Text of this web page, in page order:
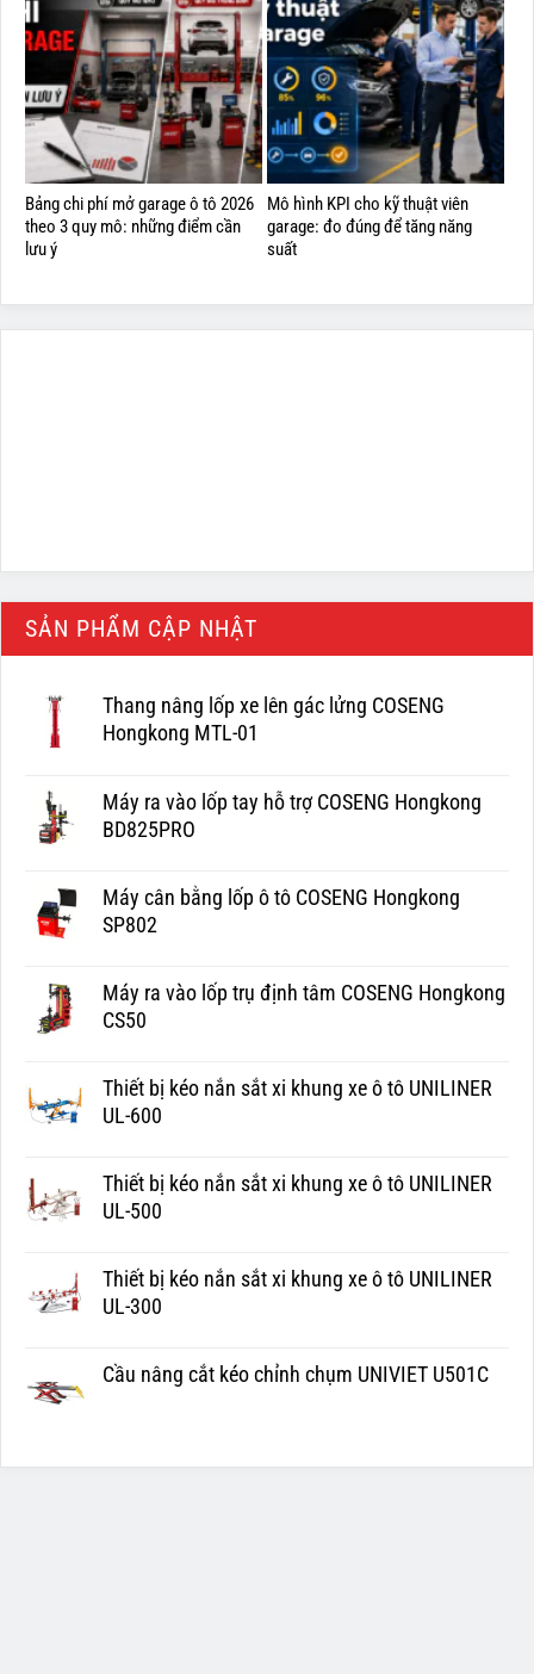
Bảng chi phí mở garage ô tô 2026
theo 3 quy mô: những điểm cần
lưu ý
Mô hình KPI cho kỹ thuật viên
garage: đo đúng để tăng năng
suất
SẢN PHẨM CẬP NHẬT
Thang nâng lốp xe lên gác lửng COSENG
Hongkong MTL-01
Máy ra vào lốp tay hỗ trợ COSENG Hongkong
BD825PRO
Máy cân bằng lốp ô tô COSENG Hongkong
SP802
Máy ra vào lốp trụ định tâm COSENG Hongkong
CS50
Thiết bị kéo nắn sắt xi khung xe ô tô UNILINER
UL-600
Thiết bị kéo nắn sắt xi khung xe ô tô UNILINER
UL-500
Thiết bị kéo nắn sắt xi khung xe ô tô UNILINER
UL-300
Cầu nâng cắt kéo chỉnh chụm UNIVIET U501C